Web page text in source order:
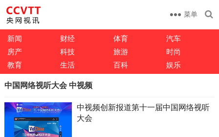
菜单
新闻 财经 体育
汽车
房产
科技 旅游
时尚
教育
生活 百科 娱乐
中国网络视听大会 中视频
中视频创新报道第十一届中国网络视听
大会